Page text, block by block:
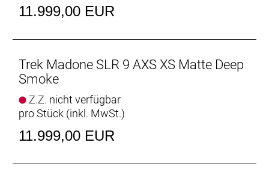
verbreitete Universalschaltauge (UDH) die
Ersatzteilbeschaffung erleichtert. Abgerundet wird
einteiligen Trek Aero RSL Lenker/Vorbau-Einheit.
aerodynamischstes und leistungsfähigstes Madone
und überzeugt jederzeit und überall mit einer bisher
unerreichten Performance. Der extrem leichte
Rahmen aus 900 Series OCLV Carbon garantiert
11.999,00 EUR
Trek Madone SLR 9 AXS XS Matte Deep
Smoke
Z.Z. nicht verfügbar
pro Stück (inkl. MwSt.)
11.999,00 EUR